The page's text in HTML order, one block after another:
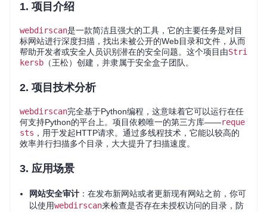
1. 项目介绍
webdirscan是一款简洁且强大的工具，它的主要任务是对目
标网站进行深度扫描，找出未被公开的Web目录和文件，从而
帮助开发者或安全人员识别潜在的安全问题。这个项目由Stri
kersb （王松）创建，并隶属于安全盒子团队。
2. 项目技术分析
webdirscan完全基于Python编程，这意味着它可以运行在任
何支持Python的平台上。项目依赖唯一的第三方库——reque
sts ，用于发起HTTP请求。通过多线程技术，它能以较高的
效率并行扫描多个目录，大大提升了扫描速度。
3. 应用场景
网站安全审计 ：在发布新网站或者更新现有网站之前，你可
以使用webdirscan来检查是否存在未授权访问的目录，防